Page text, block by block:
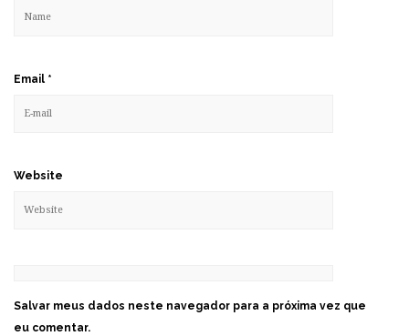
Email *
Website
Salvar meus dados neste navegador para a próxima vez que
eu comentar.